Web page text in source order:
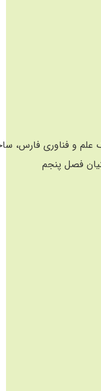
علم و فناوری فارس،
فصل پنجم